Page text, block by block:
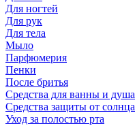
Для ногтей
Для рук
Для тела
Мыло
Парфюмерия
Пенки
После бритья
Средства для ванны и душа
Средства защиты от солнца
Уход за полостью рта